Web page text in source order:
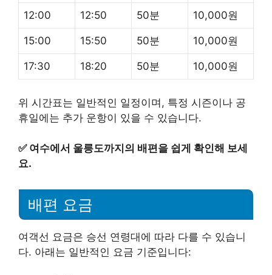
12:00 12:50 50분 10,000원
15:00 15:50 50분 10,000원
17:30 18:20 50분 10,000원
위 시간표는 일반적인 일정이며, 특정 시즌이나 공
휴일에는 추가 운항이 있을 수 있습니다.
✅ 여수에서 울릉도까지의 배편을 쉽게 확인해 보세
요.
배편 요금
여객선 요금은 승선 연령대에 따라 다를 수 있습니
다. 아래는 일반적인 요금 기준입니다: